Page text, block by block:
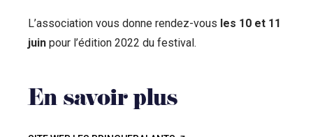
L’association vous donne rendez-vous les 10 et 11
juin pour l’édition 2022 du festival.
En savoir plus